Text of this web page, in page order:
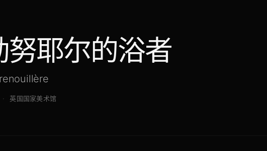
努耶尔的浴者
英国国家美术馆